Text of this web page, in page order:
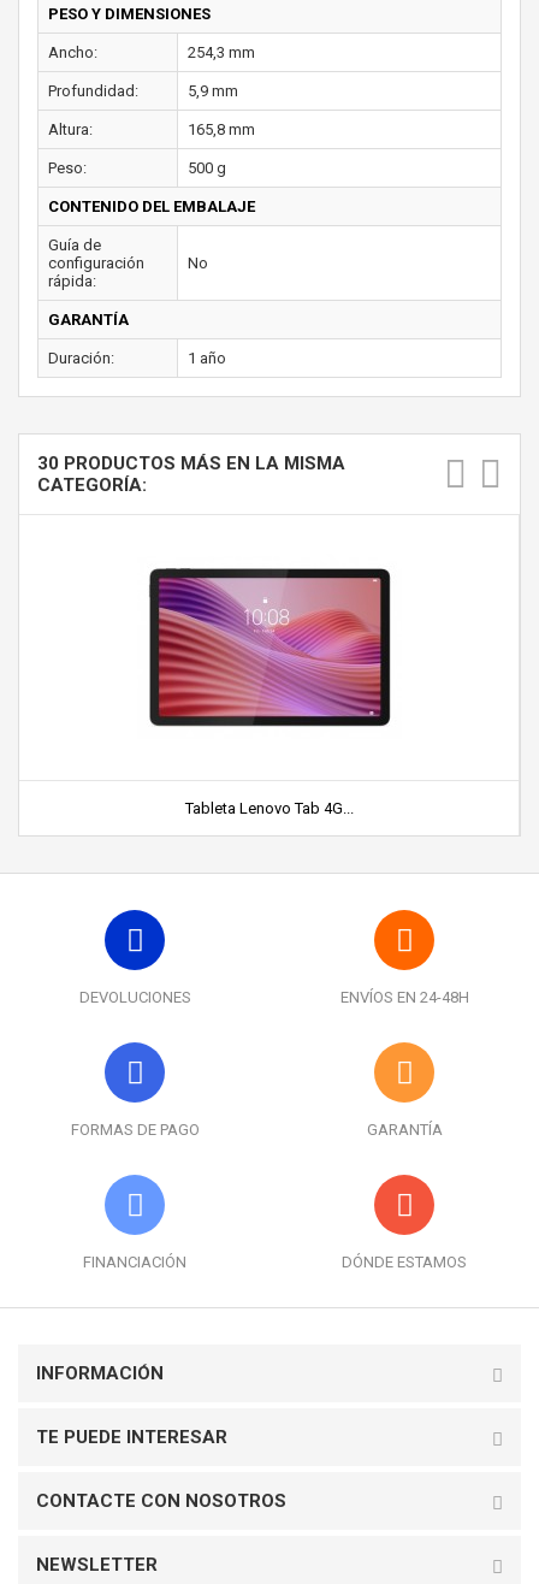
PESO Y DIMENSIONES
Ancho: 254,3 mm
Profundidad: 5,9 mm
Altura: 165,8 mm
Peso: 500 g
CONTENIDO DEL EMBALAJE
Guía de
configuración
rápida:
No
GARANTÍA
Duración: 1 año
30 PRODUCTOS MÁS EN LA MISMA
CATEGORÍA:
Tableta Lenovo Tab 4G...
DEVOLUCIONES ENVÍOS EN 24-48H
FORMAS DE PAGO GARANTÍA
FINANCIACIÓN DÓNDE ESTAMOS
INFORMACIÓN
TE PUEDE INTERESAR
CONTACTE CON NOSOTROS
NEWSLETTER